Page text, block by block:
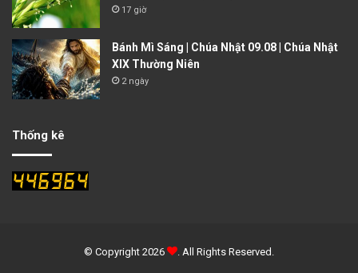
17 giờ
Bánh Mì Sáng | Chúa Nhật 09.08 | Chúa Nhật
XIX Thường Niên
2 ngày
Thống kê
© Copyright 2026 . All Rights Reserved.